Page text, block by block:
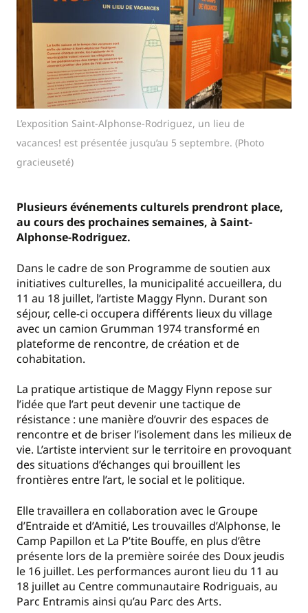
L’exposition Saint-Alphonse-Rodriguez, un lieu de
vacances! est présentée jusqu’au 5 septembre. (Photo
gracieuseté)
Plusieurs événements culturels prendront place,
au cours des prochaines semaines, à Saint-
Alphonse-Rodriguez.
Dans le cadre de son Programme de soutien aux
initiatives culturelles, la municipalité accueillera, du
11 au 18 juillet, l’artiste Maggy Flynn. Durant son
séjour, celle-ci occupera différents lieux du village
avec un camion Grumman 1974 transformé en
plateforme de rencontre, de création et de
cohabitation.
La pratique artistique de Maggy Flynn repose sur
l’idée que l’art peut devenir une tactique de
résistance : une manière d’ouvrir des espaces de
rencontre et de briser l’isolement dans les milieux de
vie. L’artiste intervient sur le territoire en provoquant
des situations d’échanges qui brouillent les
frontières entre l’art, le social et le politique.
Elle travaillera en collaboration avec le Groupe
d’Entraide et d’Amitié, Les trouvailles d’Alphonse, le
Camp Papillon et La P’tite Bouffe, en plus d’être
présente lors de la première soirée des Doux jeudis
le 16 juillet. Les performances auront lieu du 11 au
18 juillet au Centre communautaire Rodriguais, au
Parc Entramis ainsi qu’au Parc des Arts.